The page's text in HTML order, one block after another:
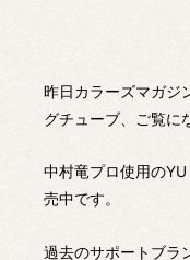
昨日カラーズマガジ
グチューブ、ご覧に
中村竜プロ使用のYU
売中です。
過去のサポートブラ